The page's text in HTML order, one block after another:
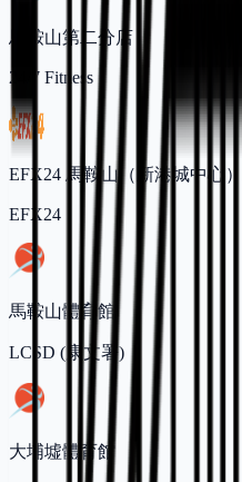
馬鞍山第二分店
24/7 Fitness
EFX24 馬鞍山（新港城中心）
EFX24
馬鞍山體育館
LCSD (康文署)
大埔墟體育館